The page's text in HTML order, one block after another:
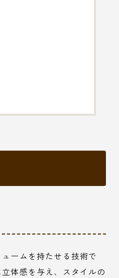
ームを持たせる技術で
体感を与え、スタイルの